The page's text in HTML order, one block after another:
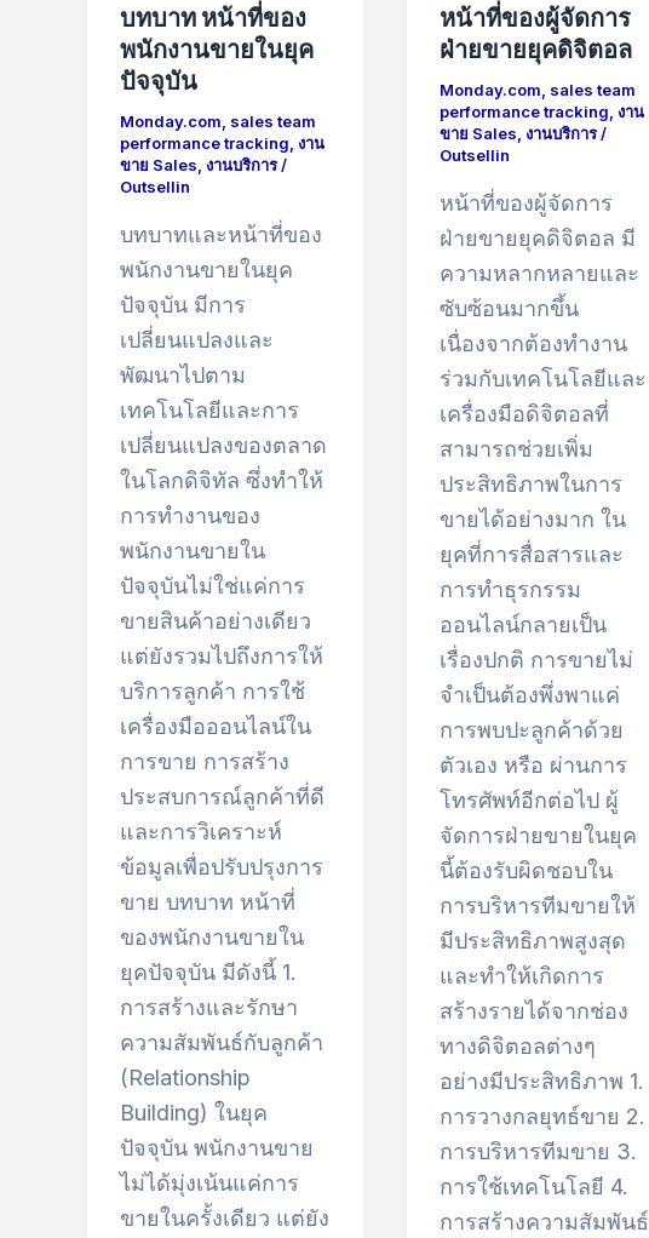
บทบาท หน้าที่ของ
พนักงานขายในยุค
ปัจจุบัน
Monday.com, sales team
performance tracking, งาน
ขาย Sales, งานบริการ/
Outsellin
บทบาทและหน้าที่ของ
พนักงานขายในยุค
ปัจจุบัน มีการ
เปลี่ยนแปลงและ
พัฒนาไปตาม
เทคโนโลยีและการ
เปลี่ยนแปลงของตลาด
ในโลกดิจิทัล ซึ่งทำให้
การทำงานของ
พนักงานขายใน
ปัจจุบันไม่ใช่แค่การ
ขายสินค้าอย่างเดียว
แต่ยังรวมไปถึงการให้
บริการลูกค้า การใช้
เครื่องมือออนไลน์ใน
การขาย การสร้าง
ประสบการณ์ลูกค้าที่ดี
และการวิเคราะห์
ข้อมูลเพื่อปรับปรุงการ
ขาย บทบาท หน้าที่
ของพนักงานขายใน
ยุคปัจจุบัน มีดังนี้ 1.
การสร้างและรักษา
ความสัมพันธ์กับลูกค้า
(Relationship
Building) ในยุค
ปัจจุบัน พนักงานขาย
ไม่ได้มุ่งเน้นแค่การ
ขายในครั้งเดียว แต่ยัง
หน้าที่ของผู้จัดการ
ฝ่ายขายยุคดิจิตอล
Monday.com, sales team
performance tracking, งาน
ขาย Sales, งานบริการ/
Outsellin
หน้าที่ของผู้จัดการ
ฝ่ายขายยุคดิจิตอล มี
ความหลากหลายและ
ซับซ้อนมากขึ้น
เนื่องจากต้องทำงาน
ร่วมกับเทคโนโลยีและ
เครื่องมือดิจิตอลที่
สามารถช่วยเพิ่ม
ประสิทธิภาพในการ
ขายได้อย่างมาก ใน
ยุคที่การสื่อสารและ
การทำธุรกรรม
ออนไลน์กลายเป็น
เรื่องปกติ การขายไม่
จำเป็นต้องพึ่งพาแค่
การพบปะลูกค้าด้วย
ตัวเอง หรือ ผ่านการ
โทรศัพท์อีกต่อไป ผู้
จัดการฝ่ายขายในยุค
นี้ต้องรับผิดชอบใน
การบริหารทีมขายให้
มีประสิทธิภาพสูงสุด
และทำให้เกิดการ
สร้างรายได้จากช่อง
ทางดิจิตอลต่างๆ
อย่างมีประสิทธิภาพ 1.
การวางกลยุทธ์ขาย 2.
การบริหารทีมขาย 3.
การใช้เทคโนโลยี 4.
การสร้างความสัมพันธ์